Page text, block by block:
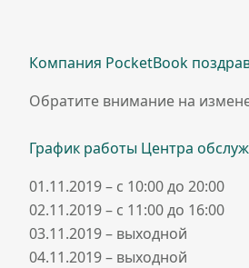
Компания PocketBook
Обратите внимание на
График работы Центра
01.11.2019 – с 10:00 до 20:00
02.11.2019 – с 11:00 до 16:00
03.11.2019 – выходной
04.11.2019 – выходной